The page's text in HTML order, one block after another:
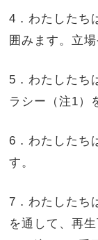
4．わたしたち
囲みます。立
5．わたしたち
ラシー（注1）
6．わたしたち
す。
7．わたしたち
を通して、再